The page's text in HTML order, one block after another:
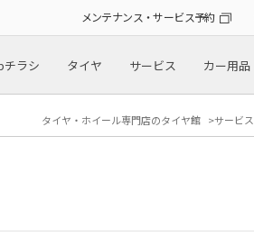
メンテナンス・サービス予約
チラシ タイヤ サービス カー用品
タイヤ・ホイール専門店のタイヤ館 サービス